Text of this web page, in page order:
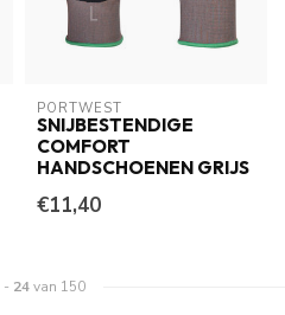
PORTWEST
SNIJBESTENDIGE
COMFORT
HANDSCHOENEN GRIJS
€11,40
- 24van 150